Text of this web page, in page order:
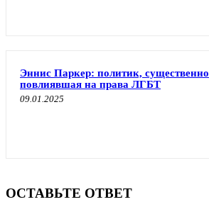
Эннис Паркер: политик, существенно
повлиявшая на права ЛГБТ
09.01.2025
ОСТАВЬТЕ ОТВЕТ